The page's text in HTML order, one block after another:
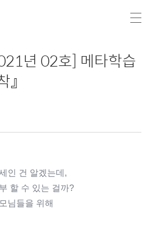
년 02호] 메타학습
』
인 건 알겠는데,
할 수 있는 걸까?
님들을 위해